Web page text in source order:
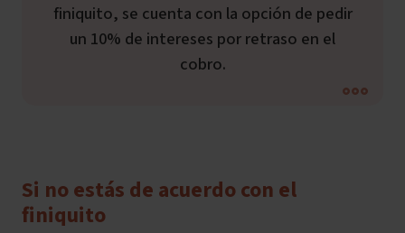
finiquito, se cuenta con la opción de pedir
un 10% de intereses por retraso en el
cobro.
Si no estás de acuerdo con el
finiquito